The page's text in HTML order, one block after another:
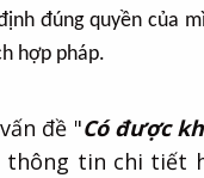
đúng quyền của
hợp pháp.
đề "Có được
tin chi tiết